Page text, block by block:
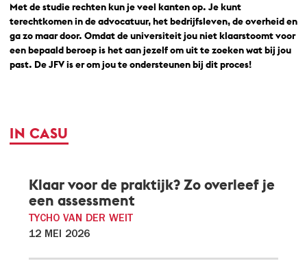
Met de studie rechten kun je veel kanten op. Je kunt
terechtkomen in de advocatuur, het bedrijfsleven, de overheid en
ga zo maar door. Omdat de universiteit jou niet klaarstoomt voor
een bepaald beroep is het aan jezelf om uit te zoeken wat bij jou
past. De JFV is er om jou te ondersteunen bij dit proces!
IN CASU
Klaar voor de praktijk? Zo overleef je
een assessment
TYCHO VAN DER WEIT
12 MEI 2026